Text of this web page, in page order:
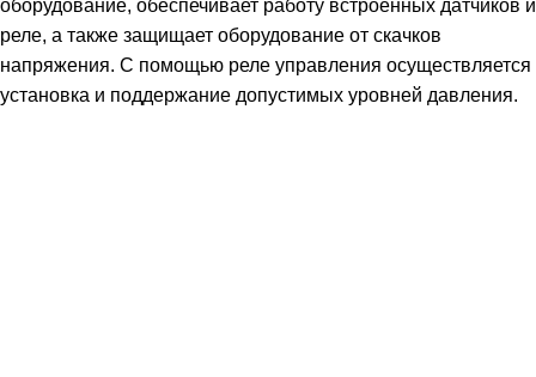
оборудование, обеспечивает работу встроенных датчиков и
реле, а также защищает оборудование от скачков
напряжения. С помощью реле управления осуществляется
установка и поддержание допустимых уровней давления.